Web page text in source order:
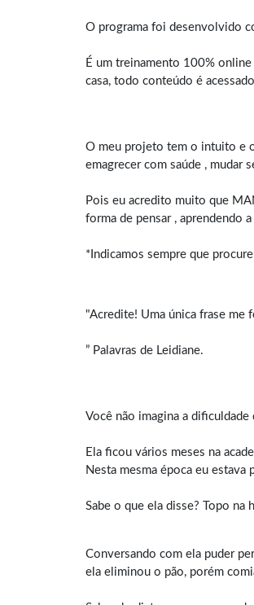
O programa foi desenvolvido
É um treinamento 100%
casa, todo conteúdo é
O meu projeto tem o intuito e
emagrecer com saúde , mudar
Pois eu acredito muito que
forma de pensar , aprendendo
*Indicamos sempre que
"Acredite! Uma única frase me
” Palavras de Leidiane.
Você não imagina a dificuldade
Ela ficou vários meses na
Nesta mesma época eu
Sabe o que ela disse? Topo na
Conversando com ela puder
ela eliminou o pão, porém